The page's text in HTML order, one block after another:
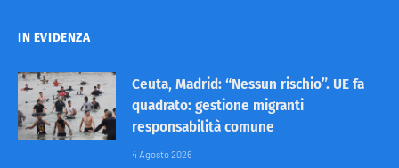
IN EVIDENZA
Ceuta, Madrid: “Nessun rischio”. UE fa
quadrato: gestione migranti
responsabilità comune
4 Agosto 2026